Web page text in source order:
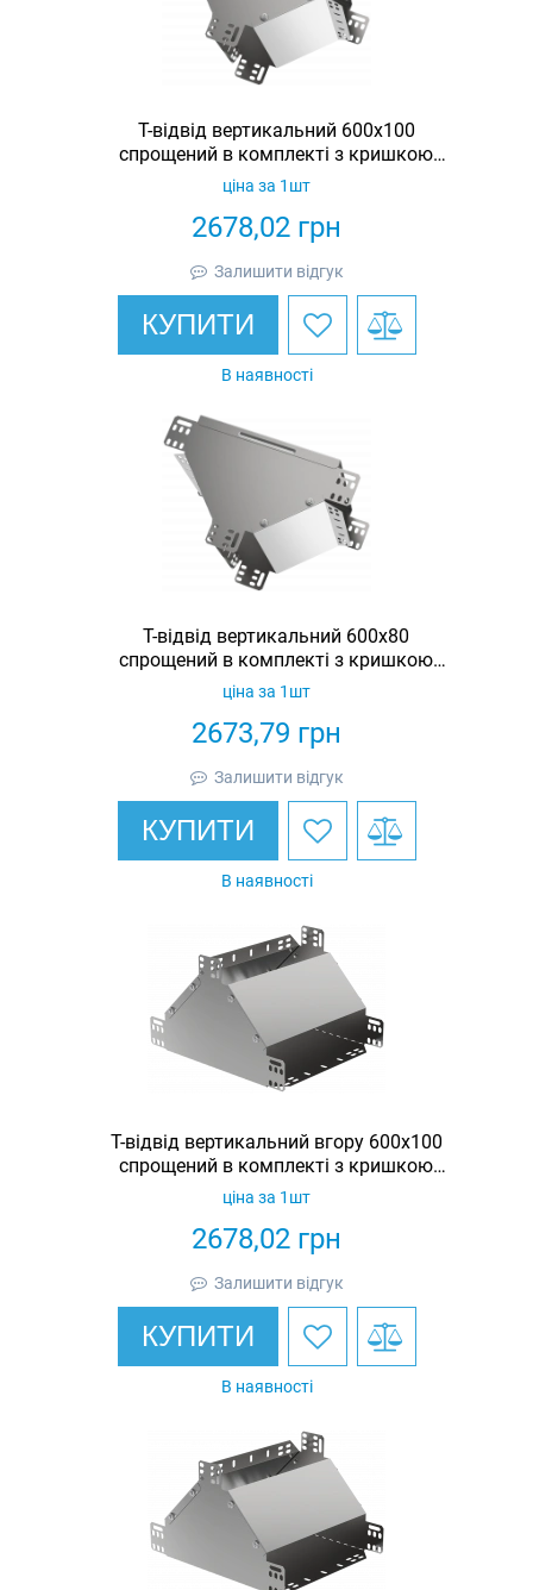
Т-відвід вертикальний 600х100
спрощений в комплекті з кришкою
IEK
2678,02 грн
ціна за 1шт
Залишити відгук
КУПИТИ
В наявності
Т-відвід вертикальний 600х80
спрощений в комплекті з кришкою
IEK
2673,79 грн
ціна за 1шт
Залишити відгук
КУПИТИ
В наявності
Т-відвід вертикальний вгору 600х100
спрощений в комплекті з кришкою
IEK
2678,02 грн
ціна за 1шт
Залишити відгук
КУПИТИ
В наявності